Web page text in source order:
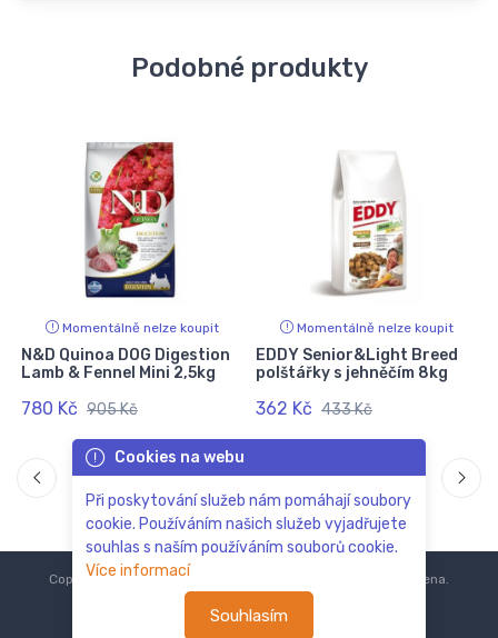
Podobné produkty
Momentálně nelze koupit
N&D Quinoa DOG Digestion
Lamb & Fennel Mini 2,5kg
780 Kč 905 Kč
Momentálně nelze koupit
EDDY Senior&Light Breed
polštářky s jehněčím 8kg
362 Kč 433 Kč
Cookies na webu
Při poskytování služeb nám pomáhají soubory
cookie. Používáním našich služeb vyjadřujete
souhlas s naším používáním souborů cookie.
Více informací
Souhlasím
Copyright © 2018-2024 Všechna práva vyhrazena.